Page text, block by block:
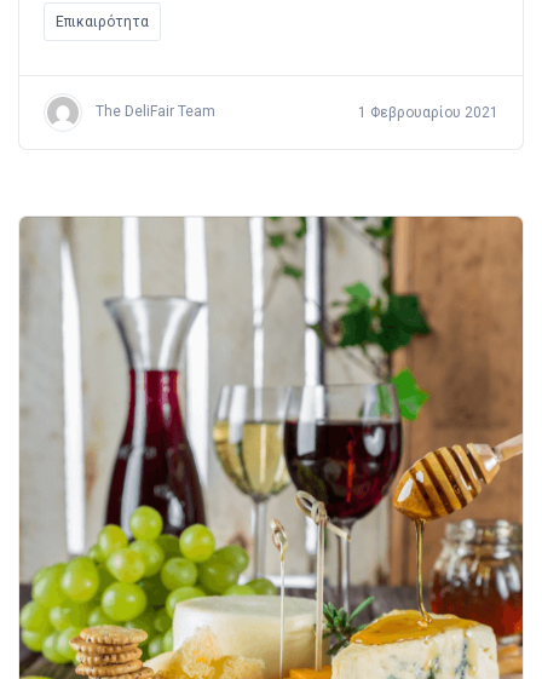
Επικαιρότητα
The DeliFair Team 1 Φεβρουαρίου 2021